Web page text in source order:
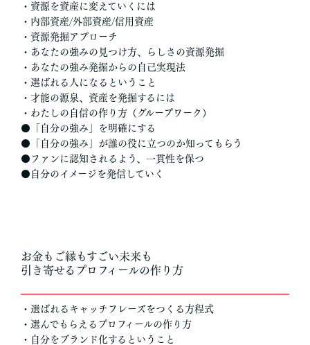
・資源を資産に変えていくには
・内部資産/外部資産/信用資産
・資源発掘アプローチ
・あなたの強みの見つけ方、らしさの資源発掘
・あなたの強み発掘からの自己実現法
・選ばれる人になるということ
・才能の源泉、資産を発掘するには
・わたしの自信の作り方（グループワーク）
●「自分の強み」を明確にする
●「自分の強み」が誰の役に立つのか知ってもらう
●ファンに認知されるよう、一貫性を保つ
●自分のイメージを発信していく
お金もご縁もすごい未来も
引き寄せるプロフィールの作り方
・選ばれるキャッチフレーズをつくる方程式
・選んでもらえるプロフィールの作り方
・自分をブランド化するということ